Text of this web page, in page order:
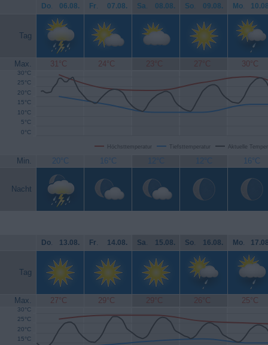
Do. 06.08. Fr. 07.08. Sa. 08.08. So. 09.08. Mo.
Tag
Max. 31°C 24°C 23°C 27°C 30°C
Höchsttemperatur Tiefsttemperatur Aktuelle
0°C
5°C
10°C
15°C
20°C
25°C
30°C
Min. 20°C 16°C 12°C 12°C 16°C
Nacht
Do. 13.08. Fr. 14.08. Sa. 15.08. So. 16.08. Mo.
Tag
Max. 27°C 29°C 29°C 26°C 25°C
15°C
20°C
25°C
30°C